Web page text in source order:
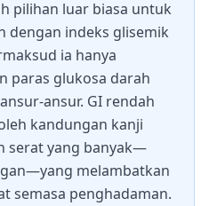
pilihan luar biasa untuk
dengan indeks glisemik
ia hanya
paras glukosa darah
ansur. GI rendah
kandungan kanji
serat yang banyak—
melambatkan
semasa penghadaman.